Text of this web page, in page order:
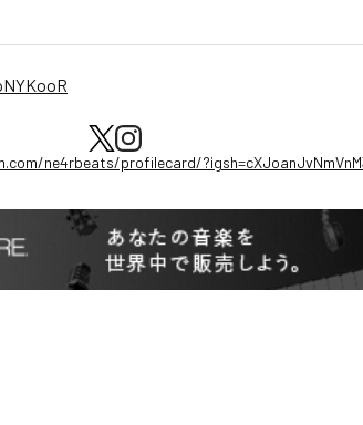
ne4rbeats/profilecard/